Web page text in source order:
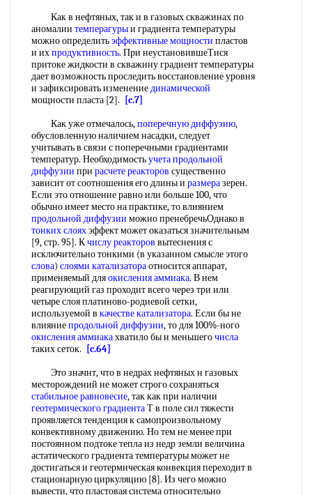
Как в нефтяных, так и в газовых скважинах по
аномалии темперагурыи градиента температуры
можно определитьэффективные мощности пластов
и ихпродуктивность. При неустановившеТися
притоке жидкости в скважину градиент температуры
дает возможность проследить восстановление уровня
и зафиксировать изменениединамической
мощности пласта [2].
[c.7]
Как уже отмечалось,поперечную диффузию,
обусловленную наличием насадки, следует
учитывать в связи с поперечными градиентами
температур. Необходимостьучетапродольной
диффузии при расчете реакторов существенно
зависит от соотношения его длины и размеразерен.
Если это отношение равно или больше 100, что
обычно имеет место на практике, то влиянием
продольной диффузии можно пренебречьОднако в
тонких слояхэффект может оказаться значительным
[9, стр. 95]. Кчислу реакторов вытеснения с
исключительно тонкими (в указанном смысле этого
слова) слоями катализатораотносится аппарат,
применяемый дляокисления аммиака. В нем
реагирующий газ проходит всего через три или
четыре слоя платиново-родиевой сетки,
используемой в качестве катализатора. Если бы не
влияниепродольной диффузии, то для 100%-ного
окисления аммиакахватило бы и меньшегочисла
таких сеток.
[c.64]
Это значнт, что в недрах нефтяных н газовых
месторождений не может строго сохраняться
стабильное равновесие, так как при наличии
геотермического градиентаТ в поле сил тяжести
проявляется тенденция к самопроизвольному
конвективному движению. Но тем не менее при
постоянном подтоке тепла из недр земли величина
астатического градиента температуры может не
достигаться и геотермическая конвекция переходит в
стационарную циркуляцию [8]. Из чего можно
вывести, что пластовая система относительно